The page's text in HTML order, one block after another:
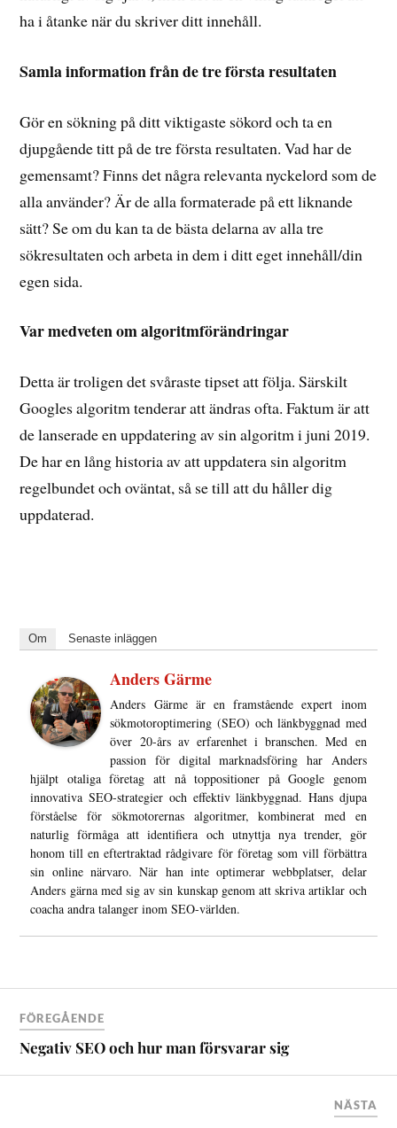
ha i åtanke när du skriver ditt innehåll.
Samla information från de tre första resultaten
Gör en sökning på ditt viktigaste sökord och ta en
djupgående titt på de tre första resultaten. Vad har de
gemensamt? Finns det några relevanta nyckelord som de
alla använder? Är de alla formaterade på ett liknande
sätt? Se om du kan ta de bästa delarna av alla tre
sökresultaten och arbeta in dem i ditt eget innehåll/din
egen sida.
Var medveten om algoritmförändringar
Detta är troligen det svåraste tipset att följa. Särskilt
Googles algoritm tenderar att ändras ofta. Faktum är att
de lanserade en uppdatering av sin algoritm i juni 2019.
De har en lång historia av att uppdatera sin algoritm
regelbundet och oväntat, så se till att du håller dig
uppdaterad.
Om Senaste inläggen
Anders Gärme
Anders Gärme är en framstående expert inom
sökmotoroptimering (SEO) och länkbyggnad med
över 20-års av erfarenhet i branschen. Med en
passion för digital marknadsföring har Anders
hjälpt otaliga företag att nå toppositioner på Google genom
innovativa SEO-strategier och effektiv länkbyggnad. Hans djupa
förståelse för sökmotorernas algoritmer, kombinerat med en
naturlig förmåga att identifiera och utnyttja nya trender, gör
honom till en eftertraktad rådgivare för företag som vill förbättra
sin online närvaro. När han inte optimerar webbplatser, delar
Anders gärna med sig av sin kunskap genom att skriva artiklar och
coacha andra talanger inom SEO-världen.
FÖREGÅENDE
Negativ SEO och hur man försvarar sig
NÄSTA